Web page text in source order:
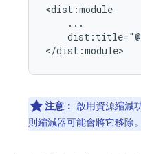
注意： 啟用資源縮減
則縮減器可能會將它移除